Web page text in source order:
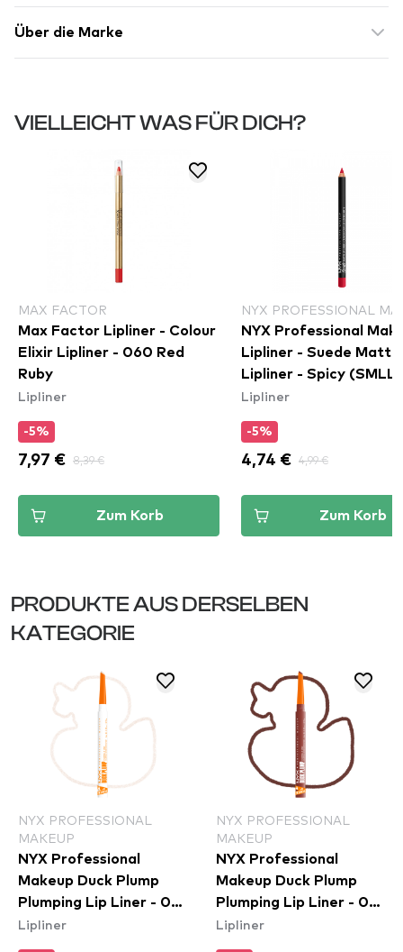
Über die Marke
VIELLEICHT WAS FÜR DICH?
MAX FACTOR
Max Factor Lipliner - Colour
Elixir Lipliner - 060 Red
Ruby
Lipliner
-5%
7,97 € 8,39 €
Zum Korb
NYX PROFESSIONAL
NYX Professional
Lipliner - Suede Matte
Lipliner - Spicy
Lipliner
-5%
4,74 € 4,99 €
Zum Korb
PRODUKTE AUS DERSELBEN
KATEGORIE
NYX PROFESSIONAL
MAKEUP
NYX Professional
Makeup Duck Plump
Plumping Lip Liner - 01
Ducking Clear
Lipliner
NYX PROFESSIONAL
MAKEUP
NYX Professional
Makeup Duck Plump
Plumping Lip Liner - 07
Swollen Spice
Lipliner